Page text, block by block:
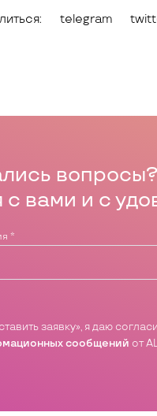
telegram
вопросы?
вами и с
*
заявку», я даю
сообщений от